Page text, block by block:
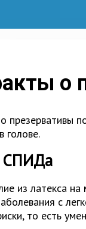
о
презервативы
голове.
СПИДа
из латекса
с
то есть